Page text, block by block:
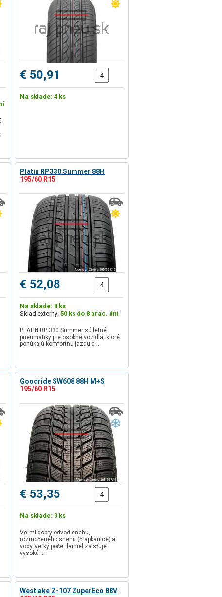
€ 50,91
Na sklade: 4 ks
Platin RP330 Summer 88H
195/60 R15
€ 52,08
Na sklade: 8 ks
Sklad externý: 50 ks do 8 prac. dní
PLATIN RP 330 Summer sú letné
pneumatiky pre osobné vozidlá, ktoré
ponúkajú komfortnú jazdu a …
Goodride SW608 88H M+S
195/60 R15
€ 53,35
Na sklade: 9 ks
Veľmi dobrý odvod snehu,
rozmočeného snehu (čľapkanice) a
vody Veľký počet lamiel zaisťuje
vysokú …
Westlake Z-107 ZuperEco 88V